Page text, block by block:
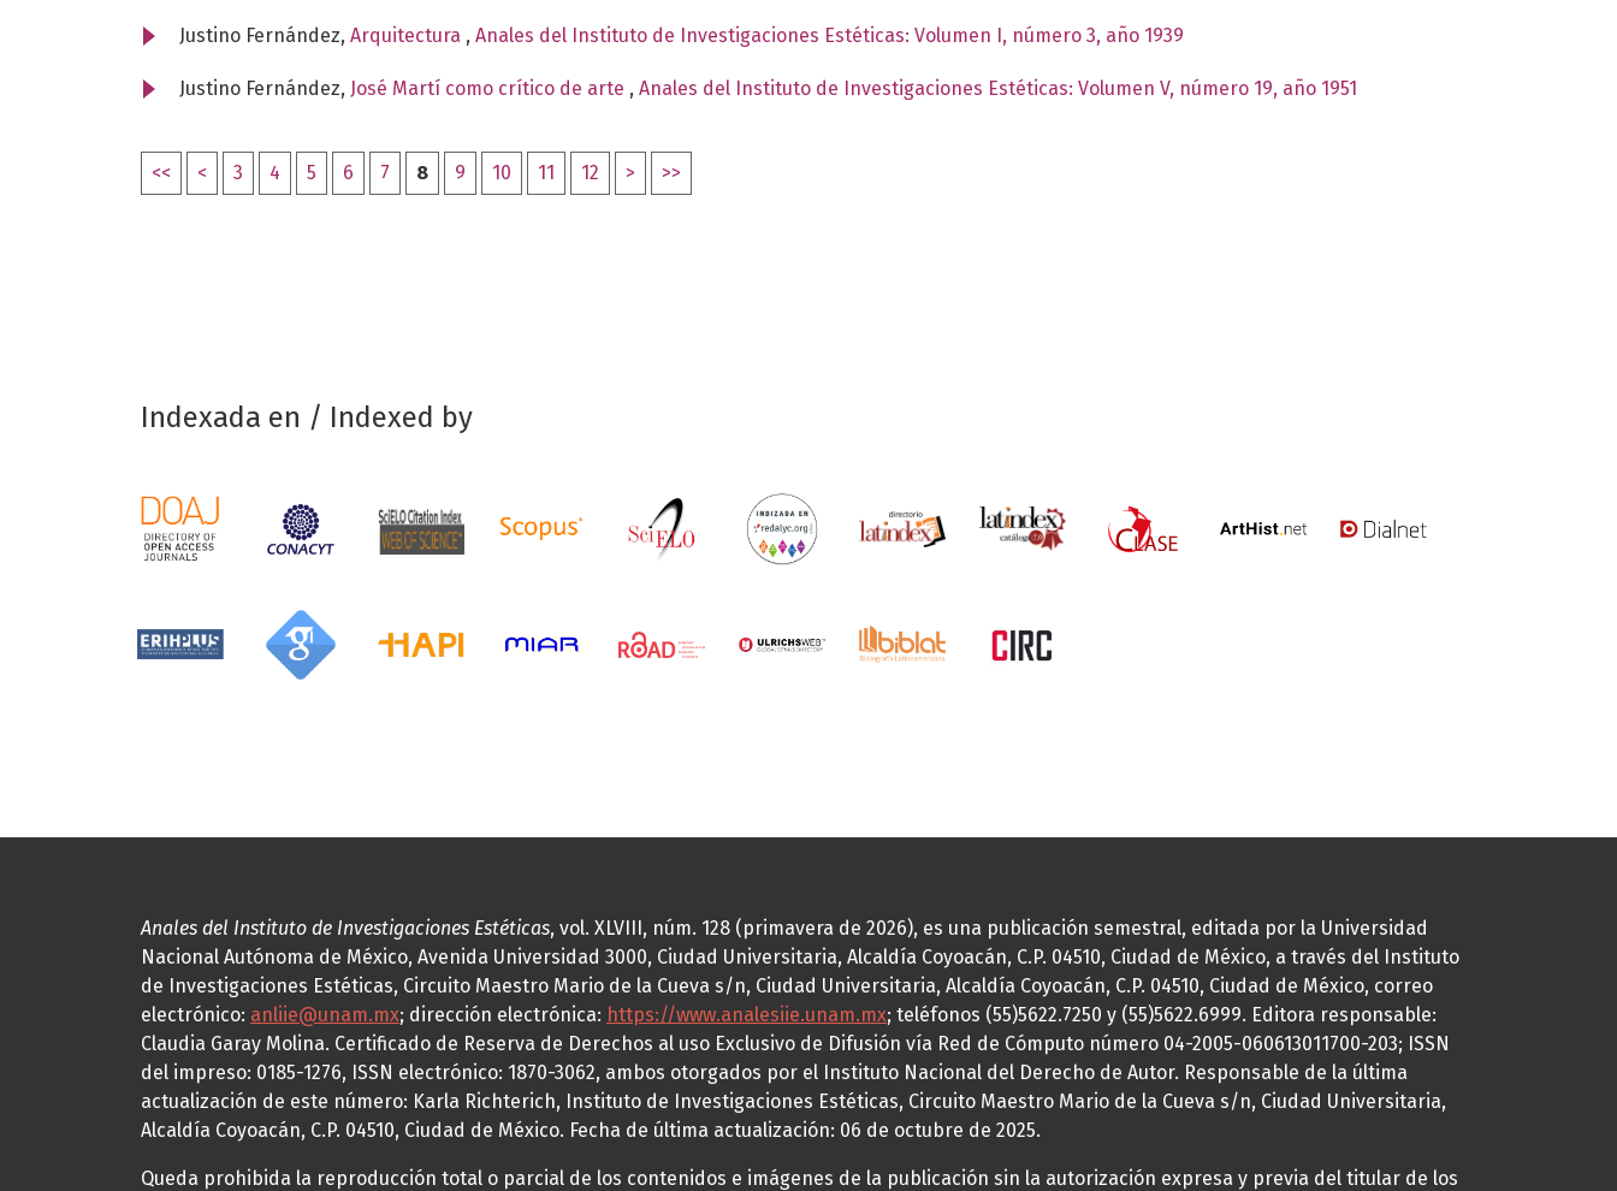
Justino Fernández, Arquitectura , Anales del Instituto de Investigaciones Estéticas: Volumen I, número 3, año 1939
Justino Fernández, José Martí como crítico de arte , Anales del Instituto de Investigaciones Estéticas: Volumen V, número 19, año 1951
<< < 3 4 5 6 7 8 9 10 11 12 > >>
Indexada en / Indexed by
Anales del Instituto de Investigaciones Estéticas, vol. XLVIII, núm. 128 (primavera de 2026), es una publicación semestral, editada por la Universidad
Nacional Autónoma de México, Avenida Universidad 3000, Ciudad Universitaria, Alcaldía Coyoacán, C.P. 04510, Ciudad de México, a través del Instituto
de Investigaciones Estéticas, Circuito Maestro Mario de la Cueva s/n, Ciudad Universitaria, Alcaldía Coyoacán, C.P. 04510, Ciudad de México, correo
electrónico: anliie@unam.mx; dirección electrónica: https://www.analesiie.unam.mx; teléfonos (55)5622.7250 y (55)5622.6999. Editora responsable:
Claudia Garay Molina. Certificado de Reserva de Derechos al uso Exclusivo de Difusión vía Red de Cómputo número 04-2005-060613011700-203; ISSN
del impreso: 0185-1276, ISSN electrónico: 1870-3062, ambos otorgados por el Instituto Nacional del Derecho de Autor. Responsable de la última
actualización de este número: Karla Richterich, Instituto de Investigaciones Estéticas, Circuito Maestro Mario de la Cueva s/n, Ciudad Universitaria,
Alcaldía Coyoacán, C.P. 04510, Ciudad de México. Fecha de última actualización: 06 de octubre de 2025.
Queda prohibida la reproducción total o parcial de los contenidos e imágenes de la publicación sin la autorización expresa y previa del titular de los